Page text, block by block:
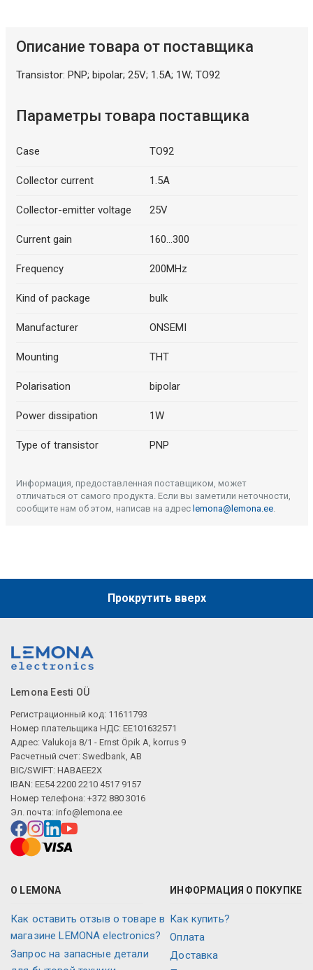
Описание товара от поставщика
Transistor: PNP; bipolar; 25V; 1.5A; 1W; TO92
Параметры товара поставщика
Case TO92
Collector current 1.5A
Collector-emitter voltage 25V
Current gain 160...300
Frequency 200MHz
Kind of package bulk
Manufacturer ONSEMI
Mounting THT
Polarisation bipolar
Power dissipation 1W
Type of transistor PNP
Информация, предоставленная поставщиком, может
отличаться от самого продукта. Если вы заметили неточности,
сообщите нам об этом, написав на адрес lemona@lemona.ee.
Прокрутить вверх
Lemona Eesti OÜ
Регистрационный код: 11611793
Номер плательщика НДС: EE101632571
Адрес: Valukoja 8/1 - Ernst Öpik A, korrus 9
Расчетный счет: Swedbank, AB
BIC/SWIFT: HABAEE2X
IBAN: EE54 2200 2210 4517 9157
Номер телефона: +372 880 3016
Эл. почта: info@lemona.ee
О LEMONA
Как оставить отзыв о товаре в
магазине LEMONA electronics?
Запрос на запасные детали
ИНФОРМАЦИЯ О ПОКУПКЕ
Как купить?
Оплата
Доставка